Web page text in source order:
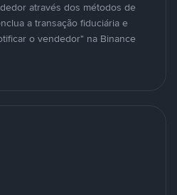
através dos métodos de
a transação fiduciária e
o vendedor" na Binance